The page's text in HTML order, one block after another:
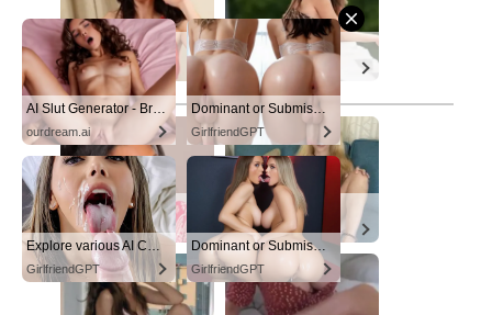
AI Slut Generator - Bring your Fantasies to life 🔥
ourdream.ai
Dominant or Submissive? Cold or Wild?
GirlfriendGPT
Explore various AI Characters on GirlfriendGPT
GirlfriendGPT
Dominant or Submissive. Wifey or Wild. Create your AI Girl Instantly
GirlfriendGPT
Columbus
DATING
Columbus
DATING
Columbus
DATING
Columbus
DATING